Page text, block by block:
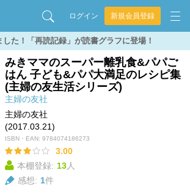
ログイン 新規会員登録
した！「再読記録」が読書グラフに登場！
みきママのスーパー離乳食&パパご
はん 子ども&パパ大満足のレシピ集
(主婦の友生活シリーズ)
主婦の友社
主婦の友社
(2017.03.21)
ISBN・EAN: 9784074186273
3.00
本棚登録: 13人
感想: 1件